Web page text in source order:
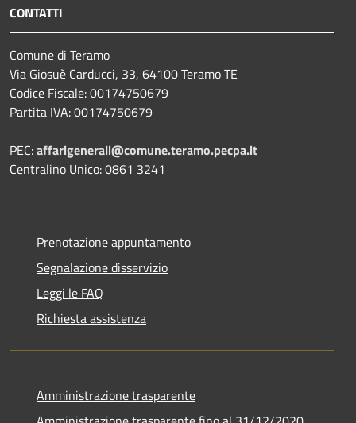
CONTATTI
Comune di Teramo
Via Giosuè Carducci, 33, 64100 Teramo TE
Codice Fiscale: 00174750679
Partita IVA: 00174750679
PEC:affarigenerali@comune.teramo.pecpa.it
Centralino Unico: 0861 3241
Prenotazione appuntamento
Segnalazione disservizio
Leggi le FAQ
Richiesta assistenza
Amministrazione trasparente